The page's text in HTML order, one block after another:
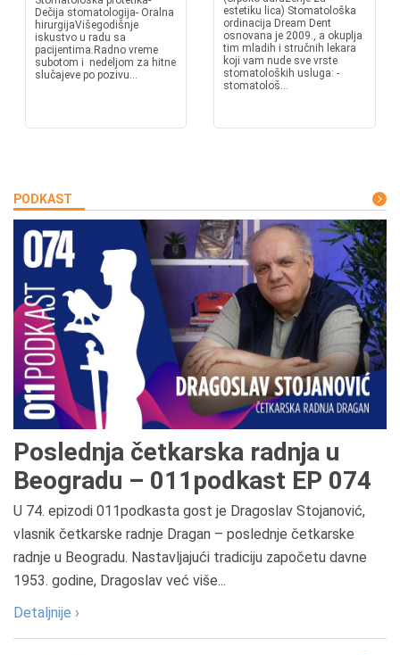
Dečija stomatologija- Oralna
hirurgijaVišegodišnje
iskustvo u radu sa
pacijentima.Radno vreme
subotom i nedeljom za hitne
slučajeve po pozivu...
estetiku lica) Stomatološka
ordinacija Dream Dent
osnovana je 2009., a okuplja
tim mladih i stručnih lekara
koji vam nude sve vrste
stomatoloških usluga: -
stomatološ...
PODKAST
Poslednja četkarska radnja u
Beogradu – 011podkast EP 074
U 74. epizodi 011podkasta gost je Dragoslav Stojanović,
vlasnik četkarske radnje Dragan – poslednje četkarske
radnje u Beogradu. Nastavljajući tradiciju započetu davne
1953. godine, Dragoslav već više...
Detaljnije ›